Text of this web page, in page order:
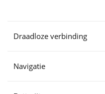
Draadloze verbinding
Navigatie